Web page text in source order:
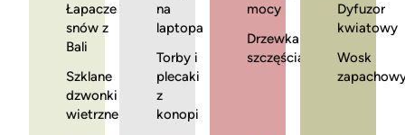
Łapacze
snów z
Bali
Szklane
dzwonki
wietrzne
na
laptopa
Torby i
plecaki
z
konopi
mocy
Drzewka
szczęścia
Dyfuzor
kwiatowy
Wosk